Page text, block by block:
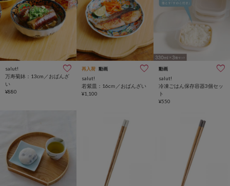
salut!
万寿菊鉢：13cm／おばんざ
い
¥880
再入荷 動画
salut!
若紫皿：16cｍ／おばんざい
¥1,100
動画
salut!
冷凍ごはん保存容器3個セッ
ト
¥550